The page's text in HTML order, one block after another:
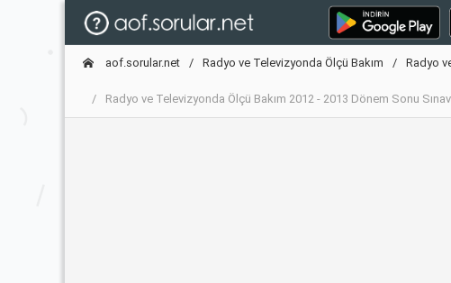
aof.sorular.net Radyo ve Televizyonda Ölçü Bakım Radyo
Radyo ve Televizyonda Ölçü Bakım 2012 - 2013 Dönem Sonu